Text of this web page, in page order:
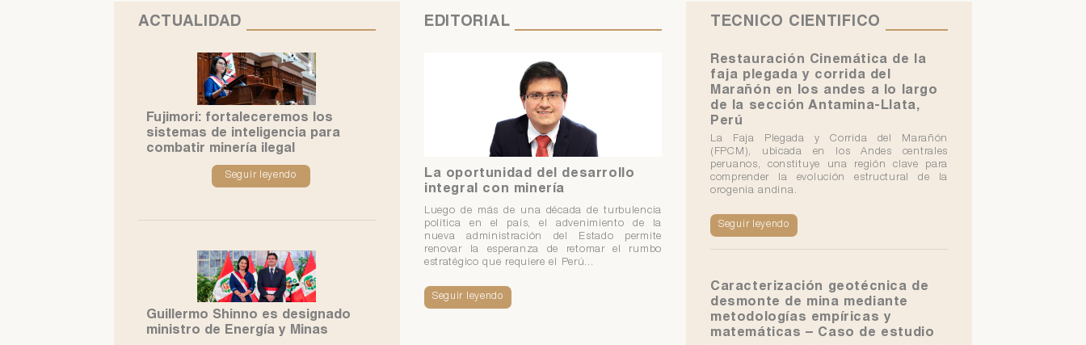
EDITORIAL
La oportunidad del desarrollo
integral con minería
Luego de más de una década de turbulencia
política en el país, el advenimiento de la
nueva administración del Estado permite
renovar la esperanza de retomar el rumbo
estratégico que requiere el Perú...
Seguir leyendo
ACTUALIDAD
Fujimori: fortaleceremos los
sistemas de inteligencia para
combatir minería ilegal
Seguir leyendo
Guillermo Shinno es designado
ministro de Energía y Minas
TÉCNICO CIENTÍFICO
Restauración Cinemática de la
faja plegada y corrida del
Marañón en los andes a lo largo
de la sección Antamina-Llata,
Perú
La Faja Plegada y Corrida del Marañón
(FPCM), ubicada en los Andes centrales
peruanos, constituye una región clave para
comprender la evolución estructural de la
orogenia andina.
Seguir leyendo
Caracterización geotécnica de
desmonte de mina mediante
metodologías empíricas y
matemáticas – Caso de estudio